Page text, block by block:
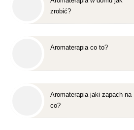
zrobić?
Aromaterapia co to?
Aromaterapia jaki zapach na
co?